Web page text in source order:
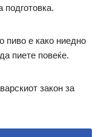
пиво е како ниедно
пиете повеќе.
закон за